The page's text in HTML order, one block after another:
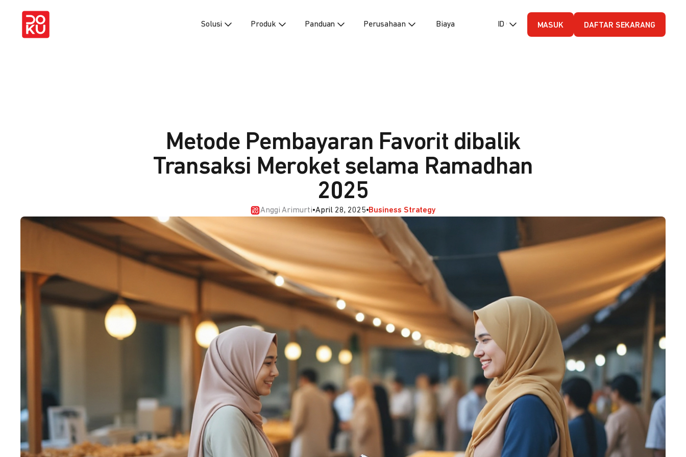
Solusi Produk Panduan Perusahaan Biaya ID (Bahasa Indonesia)
MASUK DAFTAR SEKARANG
Metode Pembayaran Favorit dibalik
Transaksi Meroket selama Ramadhan
2025
Anggi Arimurti•April 28, 2025•Business Strategy